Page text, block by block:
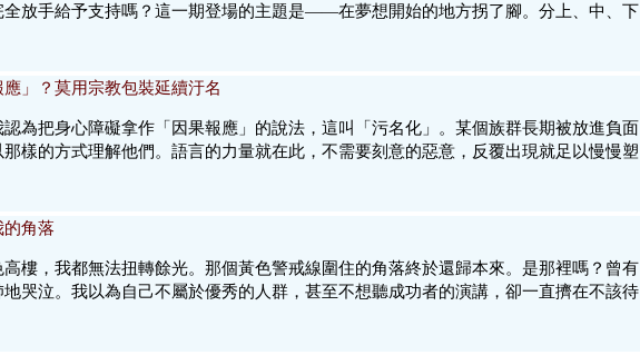
放手給予支持嗎？這一期登場的主題是——在夢想開始的地方拐了腳。分上、中、下
」？莫用宗教包裝延續汙名
為把身心障礙拿作「因果報應」的說法，這叫「污名化」。某個族群長期被放進負面
樣的方式理解他們。語言的力量就在此，不需要刻意的惡意，反覆出現就足以慢慢塑
的角落
樓，我都無法扭轉餘光。那個黃色警戒線圍住的角落終於還歸本來。是那裡嗎？曾有
哭泣。我以為自己不屬於優秀的人群，甚至不想聽成功者的演講，卻一直擠在不該待